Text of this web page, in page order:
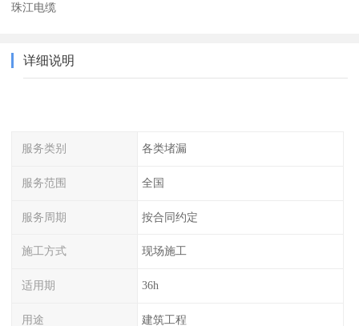
珠江电缆
详细说明
服务类别 各类堵漏
服务范围 全国
服务周期 按合同约定
施工方式 现场施工
适用期 36h
用途 建筑工程